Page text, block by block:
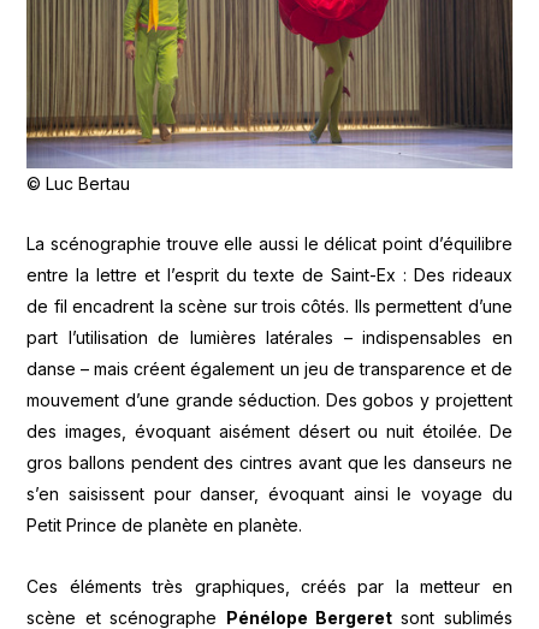
© Luc Bertau
La scénographie trouve elle aussi le délicat point d’équilibre
entre la lettre et l’esprit du texte de Saint-Ex : Des rideaux
de fil encadrent la scène sur trois côtés. Ils permettent d’une
part l’utilisation de lumières latérales – indispensables en
danse – mais créent également un jeu de transparence et de
mouvement d’une grande séduction. Des gobos y projettent
des images, évoquant aisément désert ou nuit étoilée. De
gros ballons pendent des cintres avant que les danseurs ne
s’en saisissent pour danser, évoquant ainsi le voyage du
Petit Prince de planète en planète.
Ces éléments très graphiques, créés par la metteur en
scène et scénographe Pénélope Bergeretsont sublimés